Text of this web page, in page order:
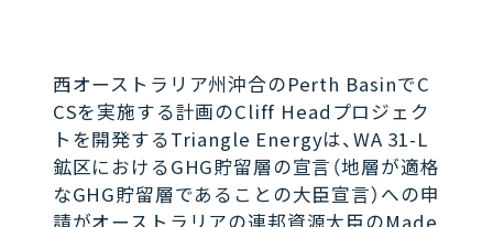
西オーストラリア州沖合のPerth BasinでC
CSを実施する計画のCliff Headプロジェク
トを開発するTriangle Energyは、WA 31-L
鉱区におけるGHG貯留層の宣言（地層が適格
なGHG貯留層であることの大臣宣言）への申
請がオーストラリアの連邦資源大臣のMade